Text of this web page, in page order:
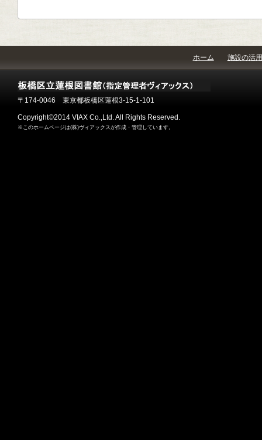
ホーム 施設の活用
〒174-0046 東京都板橋区蓮根3-15-1-101
Copyright©2014 VIAX Co.,Ltd. All Rights Reserved.
※このホームページは(株)ヴィアックスが作成・管理しています。